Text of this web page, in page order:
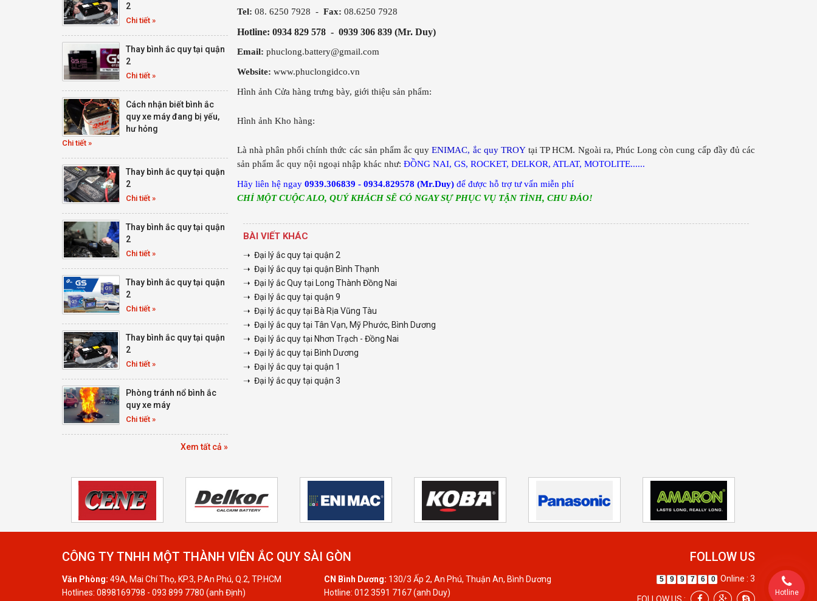
2
Chi tiết »
Thay bình ắc quy tại quận
2
Chi tiết »
Cách nhận biết bình ắc
quy xe máy đang bị yếu,
hư hỏng
Chi tiết »
Thay bình ắc quy tại quận
2
Chi tiết »
Thay bình ắc quy tại quận
2
Chi tiết »
Thay bình ắc quy tại quận
2
Chi tiết »
Thay bình ắc quy tại quận
2
Chi tiết »
Phòng tránh nổ bình ắc
quy xe máy
Chi tiết »
Xem tất cả »
Tel: 08. 6250 7928 -Fax: 08.6250 7928
Hotline: 0934 829 578 - 0939 306 839 (Mr. Duy)
Email: phuclong.battery@gmail.com
Website: www.phuclongidco.vn
Hình ảnh Cửa hàng trưng bày, giới thiệu sản phẩm:
Hình ảnh Kho hàng:
Là nhà phân phối chính thức các sản phẩm ắc quyENIMAC, ắc quy TROYtại TP HCM. Ngoài ra, Phúc Long còn cung cấp đầy đủ các
sản phẩm ắc quy nội ngoại nhập khác như: ĐỒNG NAI, GS, ROCKET, DELKOR, ATLAT, MOTOLITE......
Hãy liên hệ ngay 0939.306839 - 0934.829578 (Mr.Duy)để được hỗ trợ tư vấn miễn phí
CHỈ MỘT CUỘC ALO, QUÝ KHÁCH SẼ CÓ NGAY SỰ PHỤC VỤ TẬN TÌNH, CHU ĐÁO!
BÀI VIẾT KHÁC
➝ Đại lý ắc quy tại quận 2
➝ Đại lý ắc quy tại quận Bình Thạnh
➝ Đại lý ắc Quy tại Long Thành Đồng Nai
➝ Đại lý ắc quy tại quận 9
➝ Đại lý ắc quy tại Bà Rịa Vũng Tàu
➝ Đại lý ắc quy tại Tân Vạn, Mỹ Phước, Bình Dương
➝ Đại lý ắc quy tại Nhơn Trạch - Đồng Nai
➝ Đại lý ắc quy tại Bình Dương
➝ Đại lý ắc quy tại quận 1
➝ Đại lý ắc quy tại quận 3
CÔNG TY TNHH MỘT THÀNH VIÊN ẮC QUY SÀI GÒN
Văn Phòng: 49A, Mai Chí Thọ, KP.3, P.An Phú, Q.2, TP.HCM
Hotlines: 0898169798 - 093 899 7780 (anh Định)
CN Bình Dương: 130/3 Ấp 2, An Phú, Thuận An, Bình Dương
Hotline: 012 3591 7167 (anh Duy)
FOLLOW US
5 9 9 7 6 0 Online : 3
FOLLOW US :
Hotline